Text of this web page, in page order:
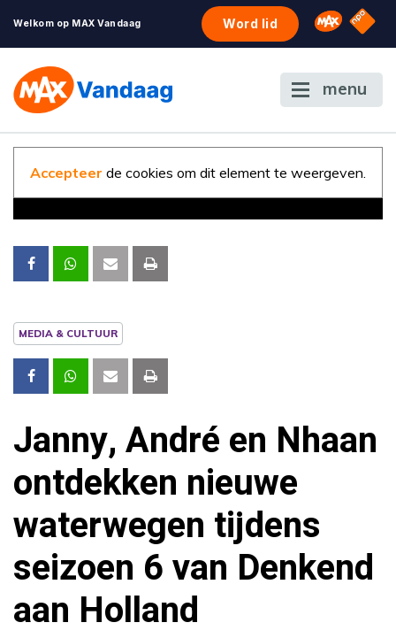
Welkom op MAX Vandaag Word lid Omroep
NPO
menu
Accepteer de cookies om dit element te weergeven.
MEDIA & CULTUUR
Janny, André en Nhaan
ontdekken nieuwe
waterwegen tijdens
seizoen 6 van Denkend
aan Holland